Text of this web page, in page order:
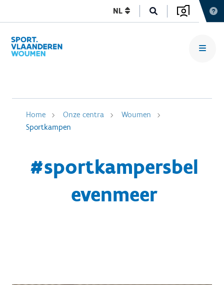
NL
Home Onze centra
Woumen
Sportkampen
#sportkampersbel
evenmeer